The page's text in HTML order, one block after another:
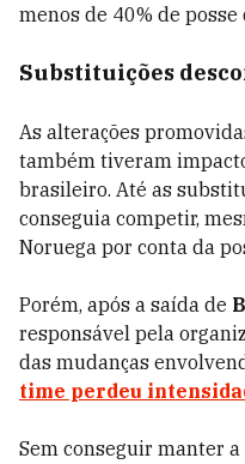
menos de 40% de posse
Substituições
As alterações
também tiveram
brasileiro. Até as
conseguia competir,
Noruega por conta da
Porém, após a saída de
responsável pela
das mudanças
time perdeu
Sem conseguir manter